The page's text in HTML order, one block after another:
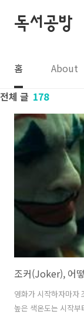
독서공방
홈 About
전체 글 178
조커(Joker), 어
영화가 시작하자마자
높은 색온도는 시작